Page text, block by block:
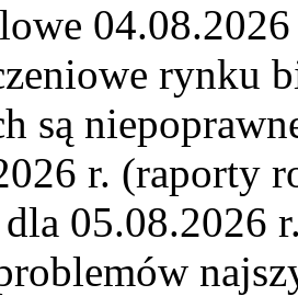
rynku
są
r. (raporty
05.08.2026